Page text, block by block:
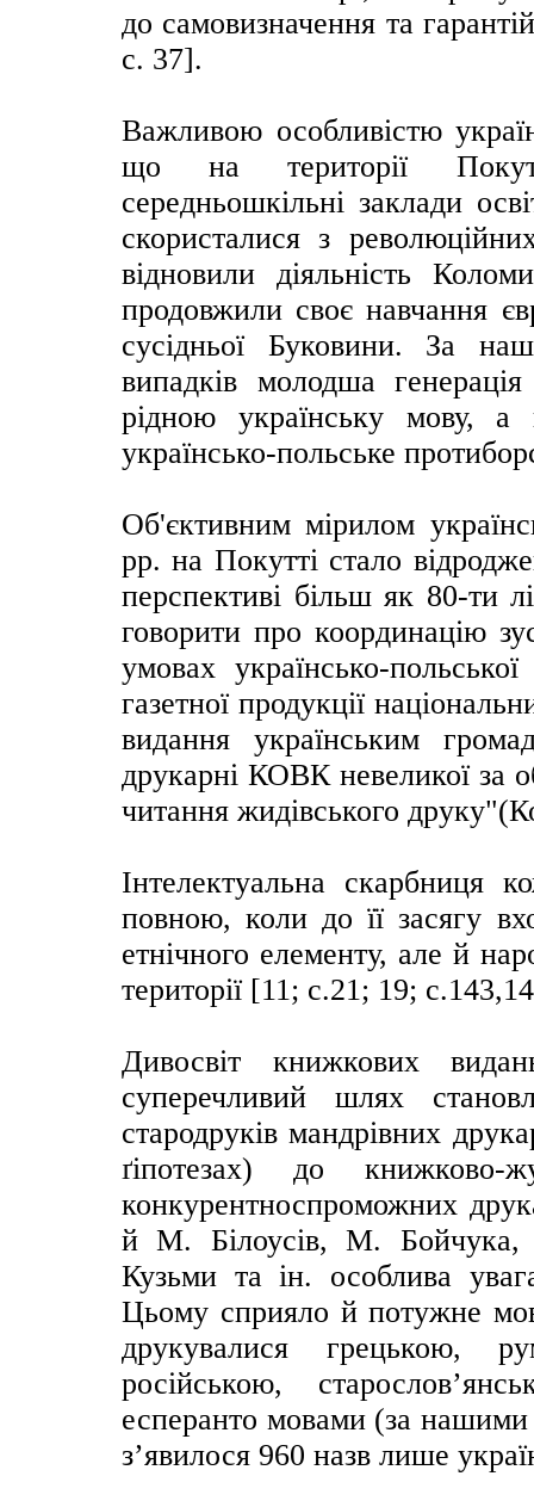
до самовизначення та
с. 37].
Важливою особливістю
що на території
середньошкільні заклади
скористалися з
відновили діяльність
продовжили своє навчання
сусідньої Буковини. За
випадків молодша генерація
рідною українську мову, а
українсько-польське
Об'єктивним мірилом
рр. на Покутті стало
перспективі більш як 80-ти
говорити про координацію
умовах українсько-
газетної продукції
видання українським
друкарні КОВК невеликої за
читання жидівського
Інтелектуальна скарбниця
повною, коли до її засягу
етнічного елементу, але й
території [11; с.21; 19;
Дивосвіт книжкових
суперечливий шлях
стародруків мандрівних
ґіпотезах) до книжково-
конкурентноспроможних
й М. Білоусів, М.
Кузьми та ін. особлива
Цьому сприяло й потужне
друкувалися грецькою,
російською,
есперанто мовами (за
з’явилося 960 назв лише